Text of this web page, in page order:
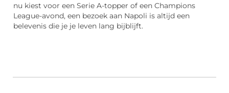
nu kiest voor een Serie A-topper of een Champions
League-avond, een bezoek aan Napoli is altijd een
belevenis die je je leven lang bijblijft.